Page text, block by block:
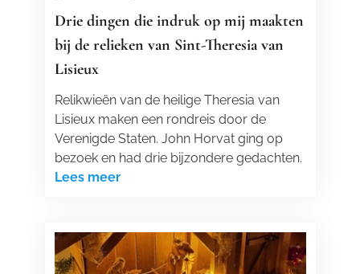
Drie dingen die indruk op mij maakten
bij de relieken van Sint-Theresia van
Lisieux
Relikwieën van de heilige Theresia van
Lisieux maken een rondreis door de
Verenigde Staten. John Horvat ging op
bezoek en had drie bijzondere gedachten.
Lees meer